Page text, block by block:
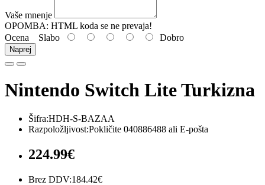
Vaše mnenje
OPOMBA: HTML koda se ne prevaja!
Ocena Slabo Dobro
Naprej
Nintendo Switch Lite Turkizna
Šifra:HDH-S-BAZAA
Razpoložljivost:Pokličite 040886488 ali E-pošta
224.99€
Brez DDV:184.42€